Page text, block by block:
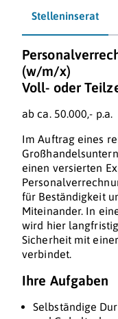
Stelleninserat
(w/m/x)
Voll- oder
ab ca. 50.000,- p.a.
Im Auftrag eines
einen versierten
für Beständigkeit
Miteinander. In
wird hier
Sicherheit mit
verbindet.
Ihre Aufgaben
Selbständige